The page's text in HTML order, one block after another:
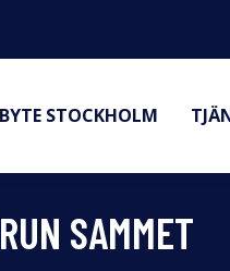
STOCKHOLM
SAMMET